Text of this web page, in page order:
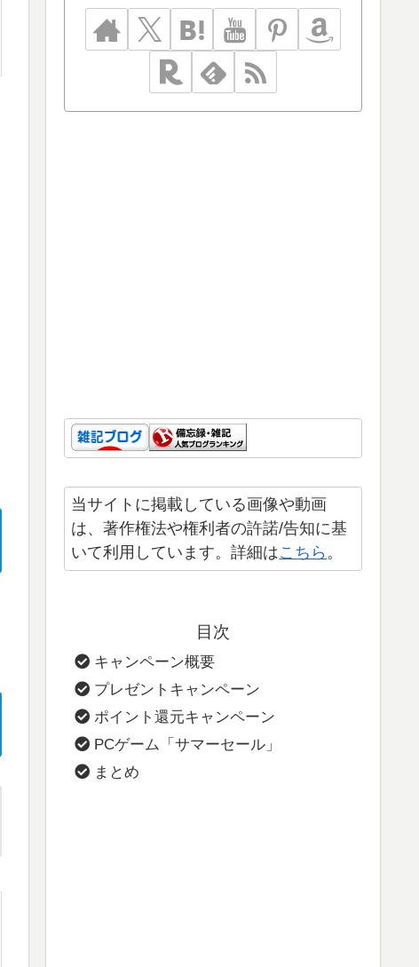
当サイトに掲載している画像や動画
は、著作権法や権利者の許諾/告知に基
いて利用しています。詳細はこちら 。
目次
キャンペーン概要
プレゼントキャンペーン
ポイント還元キャンペーン
PCゲーム「サマーセール」
まとめ